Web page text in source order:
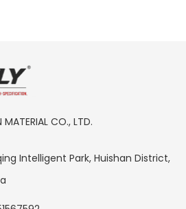
CO., LTD.
Intelligent Park, Huishan District,